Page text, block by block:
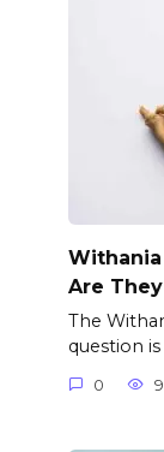
Are
The
question is
0 9